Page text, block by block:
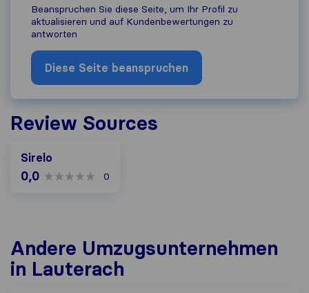
Beanspruchen Sie diese Seite, um Ihr Profil zu
aktualisieren und auf Kundenbewertungen zu
antworten
Diese Seite beanspruchen
Review Sources
Sirelo
0,0 0
Andere Umzugs​unternehmen
in Lauterach